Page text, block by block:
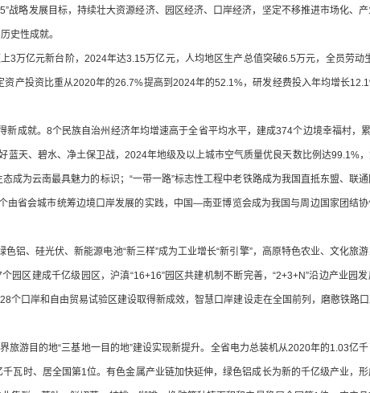
战略发展目标，持续壮大资源经济、园区经济、口岸经济，坚定不移推进市场化、
史性成就。
3万亿元新台阶，2024年达3.15万亿元，人均地区生产总值突破6.5万元，全员劳动
产投资比重从2020年的26.7%提高到2024年的52.1%，研发经费投入年均增长
成就。8个民族自治州经济年均增速高于全省平均水平，建成374个边境幸福村，
天、碧水、净土保卫战，2024年地级及以上城市空气质量优良天数比例达99.1%
为云南最具魅力的标识；“一带一路”标志性工程中老铁路成为我国直抵东盟、联
由省会城市统筹边境口岸发展的实践，中国—南亚博览会成为我国与周边国家团结
铝、硅光伏、新能源电池“新三样”成为工业增长“新引擎”，高原特色农业、文化旅游
区建成千亿级园区，沪滇“16+16”园区共建机制不断完善，“2+3+N”沿边产业园发
口岸和自由贸易试验区建设取得新成效，智慧口岸建设走在全国前列，磨憨铁路
游目的地“三基地一目的地”建设实现新提升。全省电力总装机从2020年的1.03亿
瓦时、居全国第1位。有色金属产业链加快延伸，绿色铝成长为新的千亿级产业，